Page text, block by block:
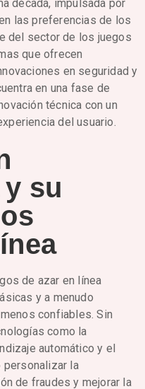
década, impulsada por
las preferencias de los
del sector de los juegos
que ofrecen
en seguridad y
en una fase de
técnica con un
del usuario.
su
de azar en línea
y a menudo
confiables. Sin
como la
automático y el
personalizar la
de fraudes y mejorar la